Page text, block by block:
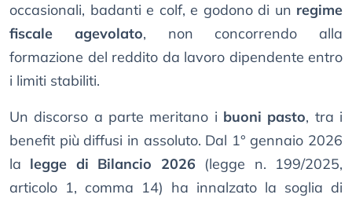
occasionali, badanti e colf, e godono di un regime
fiscale agevolato, non concorrendo alla
formazione del reddito da lavoro dipendente entro
i limiti stabiliti.
Un discorso a parte meritano i buoni pasto, tra i
benefit più diffusi in assoluto. Dal 1° gennaio 2026
la legge di Bilancio 2026 (legge n. 199/2025,
articolo 1, comma 14) ha innalzato la soglia di